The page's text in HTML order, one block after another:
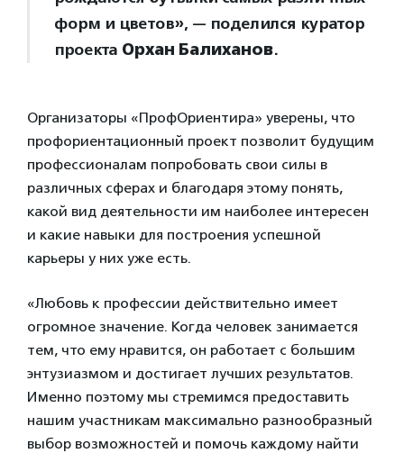
форм и цветов», — поделился куратор
проекта Орхан Балиханов.
Организаторы «ПрофОриентира» уверены, что
профориентационный проект позволит будущим
профессионалам попробовать свои силы в
различных сферах и благодаря этому понять,
какой вид деятельности им наиболее интересен
и какие навыки для построения успешной
карьеры у них уже есть.
«Любовь к профессии действительно имеет
огромное значение. Когда человек занимается
тем, что ему нравится, он работает с большим
энтузиазмом и достигает лучших результатов.
Именно поэтому мы стремимся предоставить
нашим участникам максимально разнообразный
выбор возможностей и помочь каждому найти